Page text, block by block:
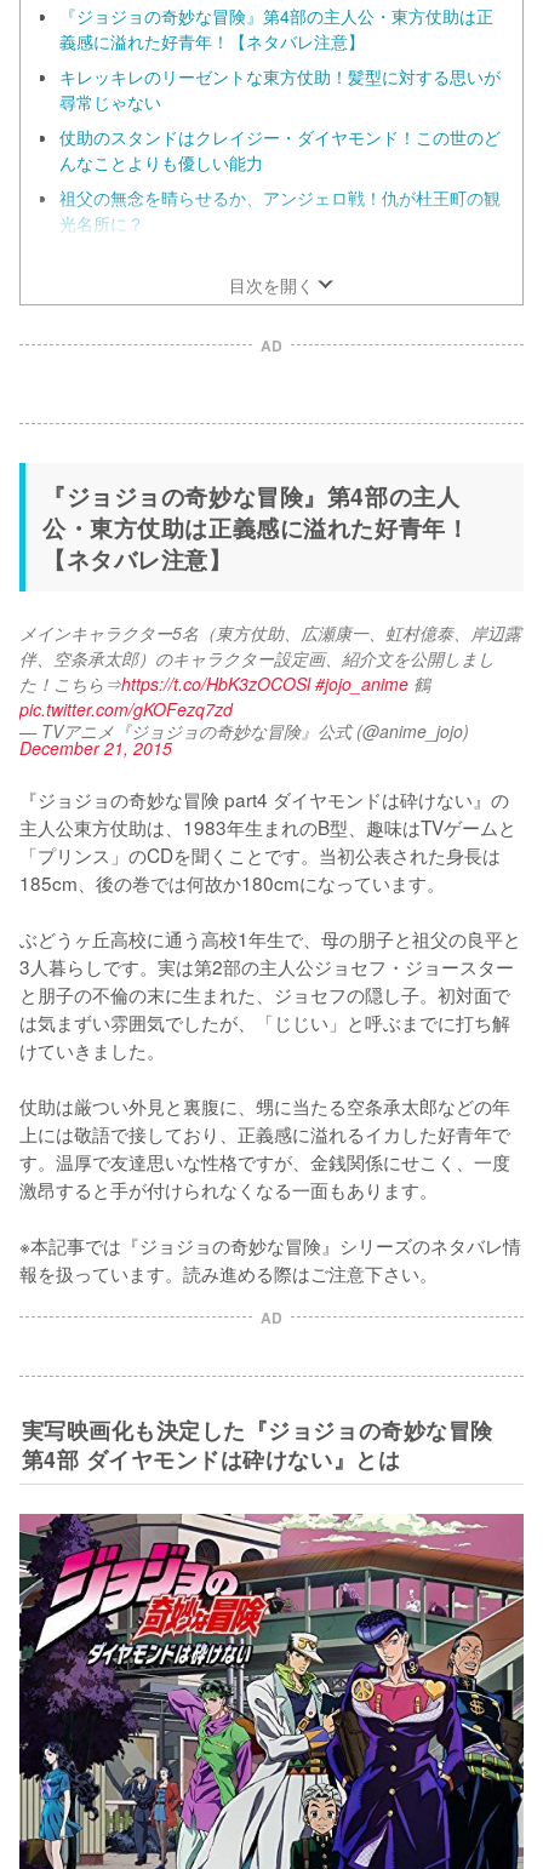
『ジョジョの奇妙な冒険』第4部の主人公・東方仗助は正
義感に溢れた好青年！【ネタバレ注意】
キレッキレのリーゼントな東方仗助！髪型に対する思いが
尋常じゃない
仗助のスタンドはクレイジー・ダイヤモンド！この世のど
んなことよりも優しい能力
祖父の無念を晴らせるか、アンジェロ戦！仇が杜王町の観
光名所に？
目次を開く
AD
『ジョジョの奇妙な冒険』第4部の主人
公・東方仗助は正義感に溢れた好青年！
【ネタバレ注意】
メインキャラクター5名（東方仗助、広瀬康一、虹村億泰、岸辺露
伴、空条承太郎）のキャラクター設定画、紹介文を公開しまし
た！こちら⇒https://t.co/HbK3zOCOSl #jojo_anime
鶴
pic.twitter.com/gKOFezq7zd
— TVアニメ『ジョジョの奇妙な冒険』公式 (@anime_jojo)
December 21, 2015
『ジョジョの奇妙な冒険 part4 ダイヤモンドは砕けない』の
主人公東方仗助は、1983年生まれのB型、趣味はTVゲームと
「プリンス」のCDを聞くことです。当初公表された身長は
185cm、後の巻では何故か180cmになっています。
ぶどうヶ丘高校に通う高校1年生で、母の朋子と祖父の良平と
3人暮らしです。実は第2部の主人公ジョセフ・ジョースター
と朋子の不倫の末に生まれた、ジョセフの隠し子。初対面で
は気まずい雰囲気でしたが、「じじい」と呼ぶまでに打ち解
けていきました。
仗助は厳つい外見と裏腹に、甥に当たる空条承太郎などの年
上には敬語で接しており、正義感に溢れるイカした好青年で
す。温厚で友達思いな性格ですが、金銭関係にせこく、一度
激昂すると手が付けられなくなる一面もあります。
※本記事では『ジョジョの奇妙な冒険』シリーズのネタバレ情
報を扱っています。読み進める際はご注意下さい。
AD
実写映画化も決定した『ジョジョの奇妙な冒険
第4部 ダイヤモンドは砕けない』とは